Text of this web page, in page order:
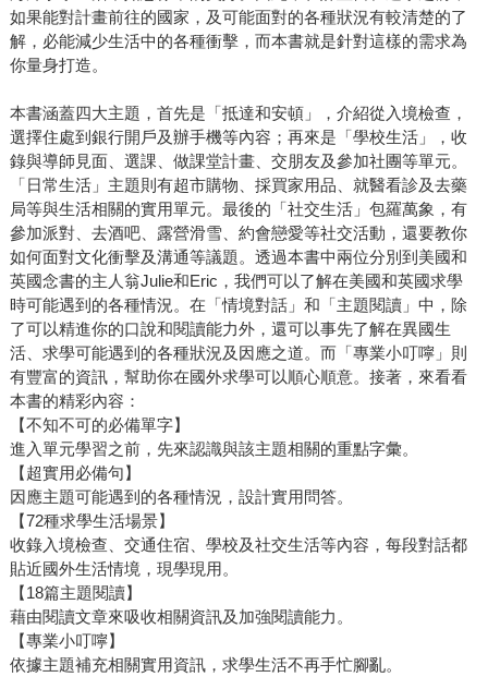
如果能對計畫前往的國家，及可能面對的各種狀況有較清楚的了
解，必能減少生活中的各種衝擊，而本書就是針對這樣的需求為
你量身打造。
本書涵蓋四大主題，首先是「抵達和安頓」，介紹從入境檢查，
選擇住處到銀行開戶及辦手機等內容；再來是「學校生活」，收
錄與導師見面、選課、做課堂計畫、交朋友及參加社團等單元。
「日常生活」主題則有超市購物、採買家用品、就醫看診及去藥
局等與生活相關的實用單元。最後的「社交生活」包羅萬象，有
參加派對、去酒吧、露營滑雪、約會戀愛等社交活動，還要教你
如何面對文化衝擊及溝通等議題。透過本書中兩位分別到美國和
英國念書的主人翁Julie和Eric，我們可以了解在美國和英國求學
時可能遇到的各種情況。在「情境對話」和「主題閱讀」中，除
了可以精進你的口說和閱讀能力外，還可以事先了解在異國生
活、求學可能遇到的各種狀況及因應之道。而「專業小叮嚀」則
有豐富的資訊，幫助你在國外求學可以順心順意。接著，來看看
本書的精彩內容：
【不知不可的必備單字】
進入單元學習之前，先來認識與該主題相關的重點字彙。
【超實用必備句】
因應主題可能遇到的各種情況，設計實用問答。
【72種求學生活場景】
收錄入境檢查、交通住宿、學校及社交生活等內容，每段對話都
貼近國外生活情境，現學現用。
【18篇主題閱讀】
藉由閱讀文章來吸收相關資訊及加強閱讀能力。
【專業小叮嚀】
依據主題補充相關實用資訊，求學生活不再手忙腳亂。